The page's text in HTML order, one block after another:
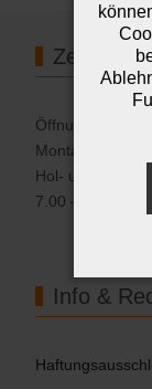
Zeiten
Öffnungszeiten:
Montag –
Hol- und
7.00 – 10.00
Info &